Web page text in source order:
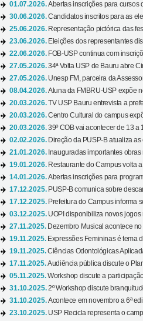
01.07.2026.Abertas inscrições para cursos
30.06.2026.Candidatos inscritos para as
25.06.2026. Representação pictórica das
23.06.2026. Eleições dos representantes
22.06.2026. FOB-USP continua com
27.05.2026.34ª Volta USP de Bauru abre
27.05.2026. Unesp FM, parceira da
08.04.2026.Aluna da FMBRU-USP expõe
20.03.2026.TV USP Bauru entrevista a
20.03.2026.Centro Cultural do campus
20.03.2026.39º COB vai acontecer de 13 a
02.02.2026. Direção da PUSP-B atualiza as
21.01.2026. Inauguradas importantes obras
19.01.2026. Restaurante do Campus volta
14.01.2026.Abertas inscrições para
17.12.2025. PUSP-B comunica sobre
17.12.2025. Prefeitura do Campus informa
03.12.2025. UOPI disponibiliza novos jogos
27.11.2025. Dezembro Musical acontece no
19.11.2025. Expressões Femininas é tema
19.11.2025.Ciências Odontológicas
17.11.2025.Audiência pública discute o
05.11.2025.Workshop discute a participação
31.10.2025.2º Workshop discute
31.10.2025.Acontece em novembro a 6ª
23.10.2025. USP Recicla representa o